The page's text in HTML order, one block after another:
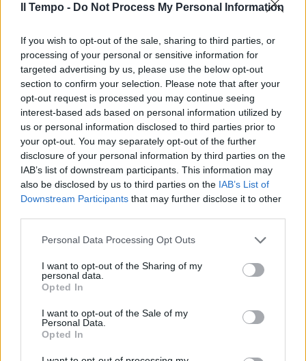
Il Tempo - Do Not Process My Personal Information
If you wish to opt-out of the sale, sharing to third parties, or
processing of your personal or sensitive information for
targeted advertising by us, please use the below opt-out
section to confirm your selection. Please note that after your
opt-out request is processed you may continue seeing
interest-based ads based on personal information utilized by
us or personal information disclosed to third parties prior to
your opt-out. You may separately opt-out of the further
disclosure of your personal information by third parties on the
IAB’s list of downstream participants. This information may
also be disclosed by us to third parties on the IAB’s List of
Downstream Participants that may further disclose it to other
Personal Data Processing Opt Outs
I want to opt-out of the Sharing of my
personal data.
Opted In
I want to opt-out of the Sale of my
Personal Data.
Opted In
In evidenza